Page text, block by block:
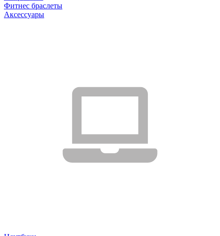
Фитнес браслеты
Аксессуары